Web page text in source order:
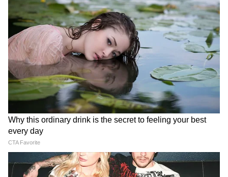
इन सबके अलावा 'धड़क', 'बवाल', 'मिस्टर एंड मिसेज
माही', 'परम सुंदरी' और 'रूही' जैसी फिल्मों में भी जान्हवी
कपूर का बोल्ड अवतार देखने को मिला। हालांकि, यह
इतना बोल्ड नहीं था, जिसकी चर्चा रही हो। लेकिन इन
फिल्मों में कहीं उन्हें लिपलॉक करते देखा गया तो कहीं
उनके ग्लैमरस डांस नंबर ने लोगों का ध्यान खींचा।